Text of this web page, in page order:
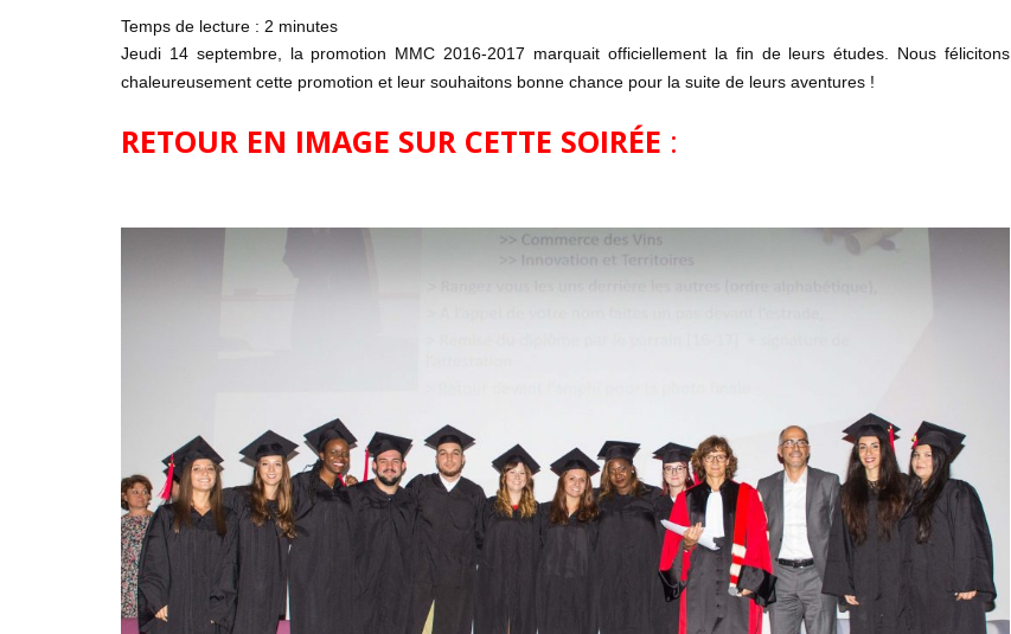
Temps de lecture : 2 minutes
Jeudi 14 septembre, la promotion MMC 2016-2017 marquait officiellement la fin de leurs études. Nous félicitons
chaleureusement cette promotion et leur souhaitons bonne chance pour la suite de leurs aventures !
RETOUR EN IMAGE SUR CETTE SOIRÉE :